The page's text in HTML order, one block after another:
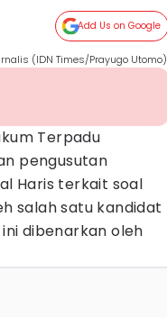
Add Us on Google
(IDN Times/Prayugo Utomo)
Terpadu
pengusutan
Haris terkait soal
salah satu kandidat
ini dibenarkan oleh